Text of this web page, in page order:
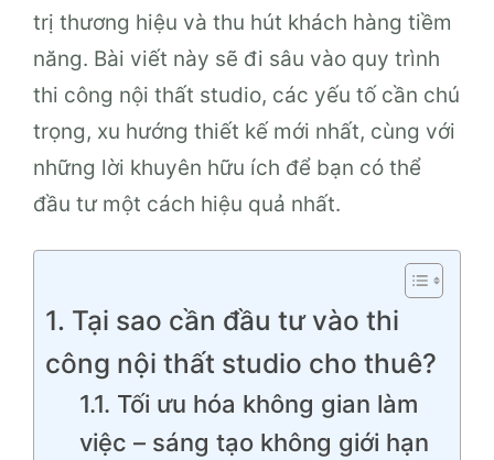
trị thương hiệu và thu hút khách hàng tiềm
năng. Bài viết này sẽ đi sâu vào quy trình
thi công nội thất studio, các yếu tố cần chú
trọng, xu hướng thiết kế mới nhất, cùng với
những lời khuyên hữu ích để bạn có thể
đầu tư một cách hiệu quả nhất.
1. Tại sao cần đầu tư vào thi
công nội thất studio cho thuê?
1.1. Tối ưu hóa không gian làm
việc – sáng tạo không giới hạn